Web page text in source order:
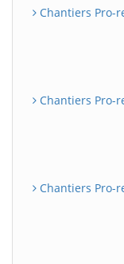
Chantiers Pro-
Chantiers Pro-
Chantiers Pro-